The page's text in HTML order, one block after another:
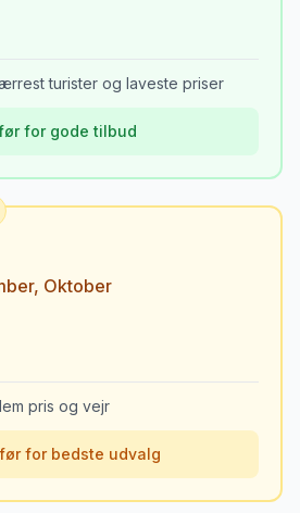
turister og laveste priser
for gode tilbud
, Oktober
pris og vejr
for bedste udvalg